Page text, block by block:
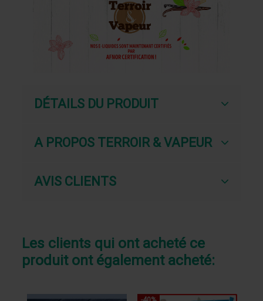
DÉTAILS DU PRODUIT
A PROPOS TERROIR & VAPEUR
AVIS CLIENTS
Les clients qui ont acheté ce
produit ont également acheté: